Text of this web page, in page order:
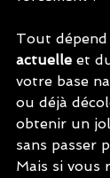
Tout
actuelle et
votre base
ou déjà
obtenir un
sans passer
Mais si vous